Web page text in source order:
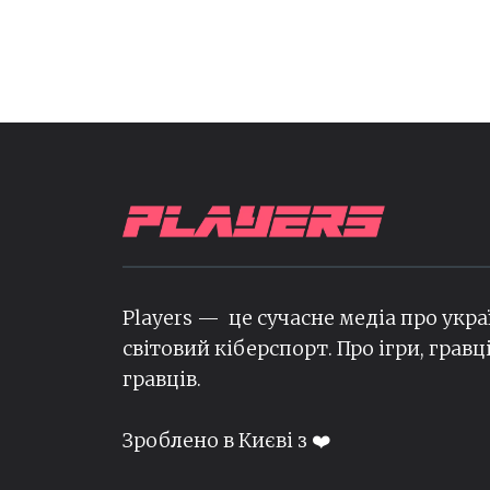
Players — це сучасне медіа про
світовий кіберспорт. Про ігри,
гравців.
Зроблено в Києві з ❤️